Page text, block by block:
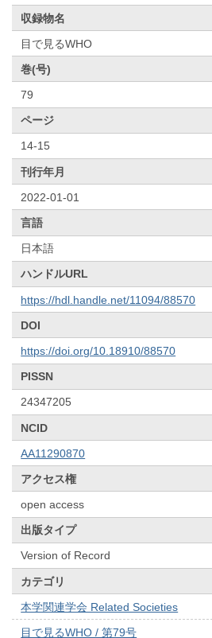
収録物名
目で見るWHO
巻(号)
79
ページ
14-15
刊行年月
2022-01-01
言語
日本語
ハンドルURL
https://hdl.handle.net/11094/88570
DOI
https://doi.org/10.18910/88570
PISSN
24347205
NCID
AA11290870
アクセス権
open access
出版タイプ
Version of Record
カテゴリ
本学関連学会 Related Societies
目で見るWHO / 第79号